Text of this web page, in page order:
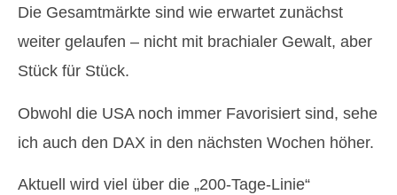
Die Gesamtmärkte sind wie erwartet zunächst
weiter gelaufen – nicht mit brachialer Gewalt, aber
Stück für Stück.
Obwohl die USA noch immer Favorisiert sind, sehe
ich auch den DAX in den nächsten Wochen höher.
Aktuell wird viel über die „200-Tage-Linie“